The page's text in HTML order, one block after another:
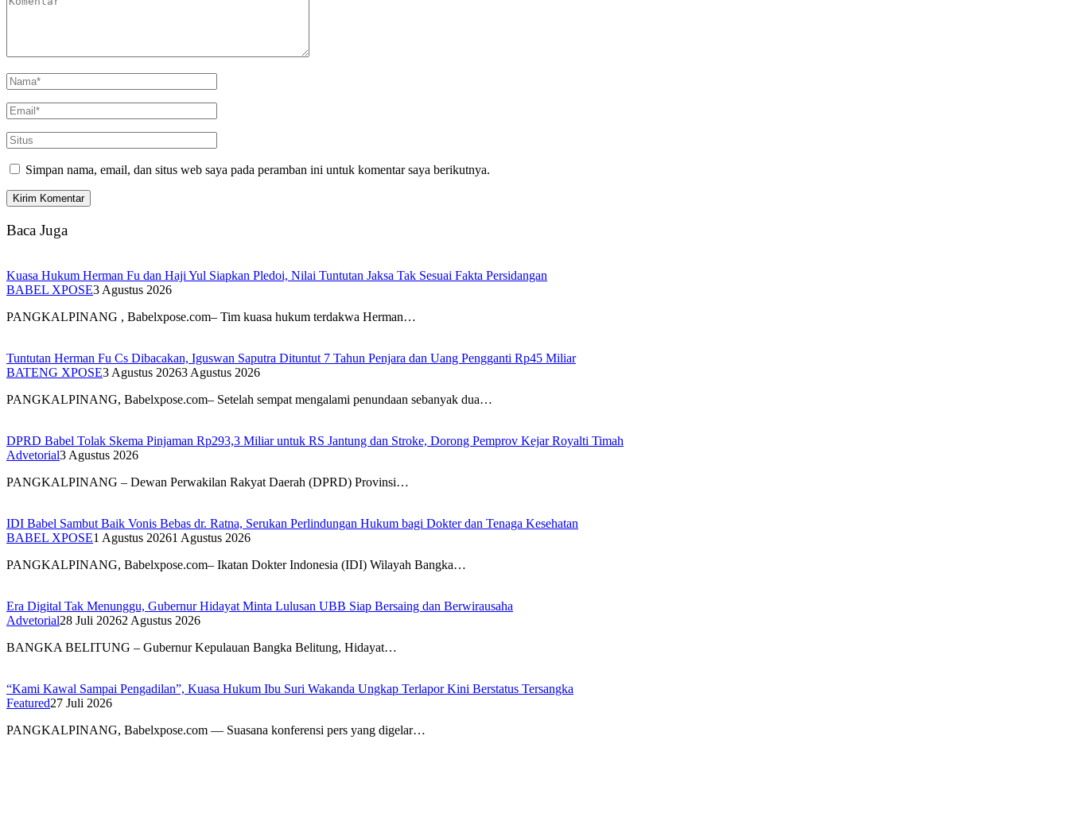
Simpan nama, email, dan situs web saya pada peramban ini untuk komentar saya berikutnya.
Baca Juga
Kuasa Hukum Herman Fu dan Haji Yul Siapkan Pledoi, Nilai Tuntutan Jaksa Tak Sesuai Fakta Persidangan
BABEL XPOSE3 Agustus 2026
PANGKALPINANG , Babelxpose.com– Tim kuasa hukum terdakwa Herman…
Tuntutan Herman Fu Cs Dibacakan, Iguswan Saputra Dituntut 7 Tahun Penjara dan Uang Pengganti Rp45 Miliar
BATENG XPOSE3 Agustus 20263 Agustus 2026
PANGKALPINANG, Babelxpose.com– Setelah sempat mengalami penundaan sebanyak dua…
DPRD Babel Tolak Skema Pinjaman Rp293,3 Miliar untuk RS Jantung dan Stroke, Dorong Pemprov Kejar Royalti Timah
Advetorial3 Agustus 2026
PANGKALPINANG – Dewan Perwakilan Rakyat Daerah (DPRD) Provinsi…
IDI Babel Sambut Baik Vonis Bebas dr. Ratna, Serukan Perlindungan Hukum bagi Dokter dan Tenaga Kesehatan
BABEL XPOSE1 Agustus 20261 Agustus 2026
PANGKALPINANG, Babelxpose.com– Ikatan Dokter Indonesia (IDI) Wilayah Bangka…
Era Digital Tak Menunggu, Gubernur Hidayat Minta Lulusan UBB Siap Bersaing dan Berwirausaha
Advetorial28 Juli 20262 Agustus 2026
BANGKA BELITUNG – Gubernur Kepulauan Bangka Belitung, Hidayat…
“Kami Kawal Sampai Pengadilan”, Kuasa Hukum Ibu Suri Wakanda Ungkap Terlapor Kini Berstatus Tersangka
Featured27 Juli 2026
PANGKALPINANG, Babelxpose.com — Suasana konferensi pers yang digelar…